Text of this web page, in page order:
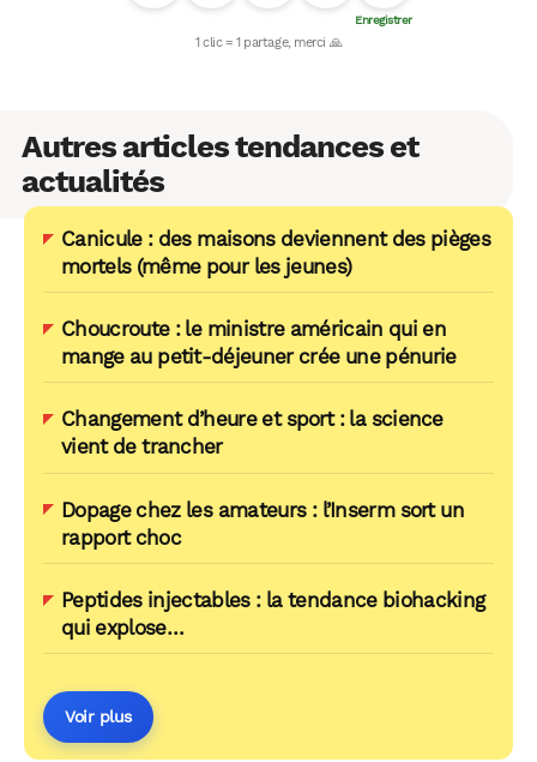
Autres articles tendances et
actualités
Canicule : des maisons deviennent des pièges
mortels (même pour les jeunes)
Choucroute : le ministre américain qui en
mange au petit-déjeuner crée une pénurie
Changement d’heure et sport : la science
vient de trancher
Dopage chez les amateurs : l’Inserm sort un
rapport choc
Peptides injectables : la tendance biohacking
qui explose…
Voir plus